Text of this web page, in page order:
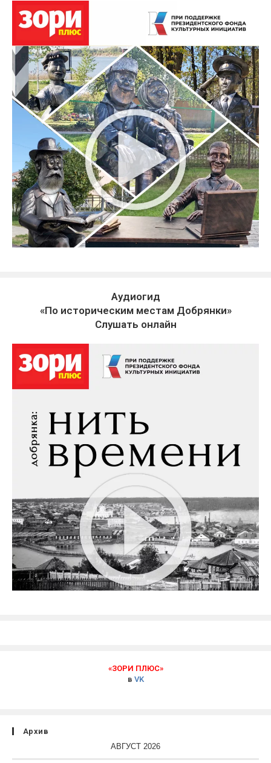
Аудиогид
«По историческим местам Добрянки»
Слушать онлайн
«ЗОРИ ПЛЮС»
в VK
Архив
АВГУСТ 2026